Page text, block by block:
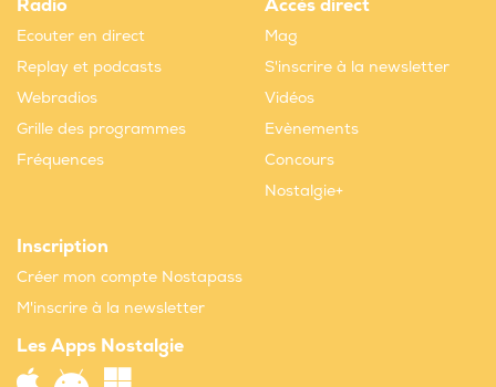
Radio
Ecouter en direct
Replay et podcasts
Webradios
Grille des programmes
Fréquences
Accès direct
Mag
S'inscrire à la newsletter
Vidéos
Evènements
Concours
Nostalgie+
Inscription
Créer mon compte Nostapass
M'inscrire à la newsletter
Les Apps Nostalgie